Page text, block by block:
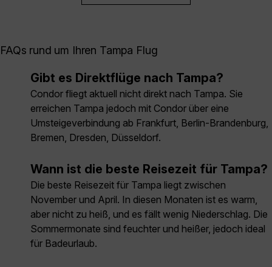
FAQs rund um Ihren Tampa Flug
Gibt es Direktflüge nach Tampa?
Condor fliegt aktuell nicht direkt nach Tampa. Sie
erreichen Tampa jedoch mit Condor über eine
Umsteigeverbindung ab Frankfurt, Berlin-Brandenburg,
Bremen, Dresden, Düsseldorf.
Wann ist die beste Reisezeit für Tampa?
Die beste Reisezeit für Tampa liegt zwischen
November und April. In diesen Monaten ist es warm,
aber nicht zu heiß, und es fällt wenig Niederschlag. Die
Sommermonate sind feuchter und heißer, jedoch ideal
für Badeurlaub.